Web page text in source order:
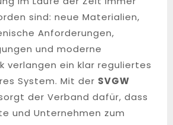
sind: neue Materialien,
Anforderungen,
und moderne
verlangen ein klar reguliertes
System. Mit der SVGW
der Verband dafür, dass
und Unternehmen zum